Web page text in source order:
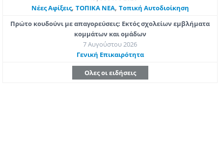
Νέες Αφίξεις, ΤΟΠΙΚΑ ΝΕΑ, Τοπική Αυτοδιοίκηση
Πρώτο κουδούνι με απαγορεύσεις: Εκτός σχολείων εμβλήματα
κομμάτων και ομάδων
7 Αυγούστου 2026
Γενική Επικαιρότητα
Ολες οι ειδήσεις